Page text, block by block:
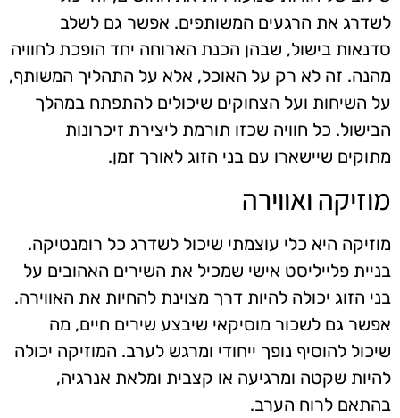
לשדרג את הרגעים המשותפים. אפשר גם לשלב
סדנאות בישול, שבהן הכנת הארוחה יחד הופכת לחוויה
מהנה. זה לא רק על האוכל, אלא על התהליך המשותף,
על השיחות ועל הצחוקים שיכולים להתפתח במהלך
הבישול. כל חוויה שכזו תורמת ליצירת זיכרונות
מתוקים שיישארו עם בני הזוג לאורך זמן.
מוזיקה ואווירה
מוזיקה היא כלי עוצמתי שיכול לשדרג כל רומנטיקה.
בניית פלייליסט אישי שמכיל את השירים האהובים על
בני הזוג יכולה להיות דרך מצוינת להחיות את האווירה.
אפשר גם לשכור מוסיקאי שיבצע שירים חיים, מה
שיכול להוסיף נופך ייחודי ומרגש לערב. המוזיקה יכולה
להיות שקטה ומרגיעה או קצבית ומלאת אנרגיה,
בהתאם לרוח הערב.